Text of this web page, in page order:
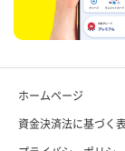
ホームページ
資金決済法に基づく